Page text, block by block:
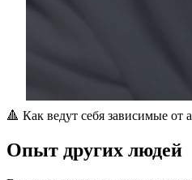
🔺️ Как ведут себя зависимые от
Опыт других людей